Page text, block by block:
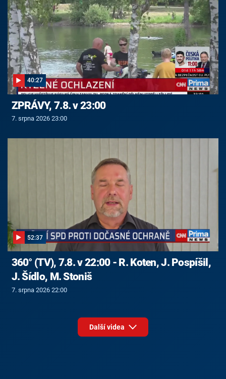
40:27
ZPRÁVY, 7.8. v 23:00
7. srpna 2026 23:00
52:37
360° (TV), 7.8. v 22:00 - R. Koten, J. Pospíšil,
J. Šídlo, M. Stoniš
7. srpna 2026 22:00
Další videa